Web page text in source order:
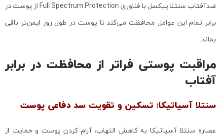
ضدآفتاب سنتلا پیکسل با فناوری Full Spectrum Protection از پوست در
برابر تمام این عوامل محافظت می‌کند تا پوست در طول روز ایمن‌تر باقی
بماند.
مراقبت پوستی فراتر از محافظت در برابر
آفتاب
سنتلا آسیاتیکا؛ تسکین و تقویت سد دفاعی پوست
عصاره سنتلا آسیاتیکا به کاهش التهاب، آرام کردن پوست و حمایت از